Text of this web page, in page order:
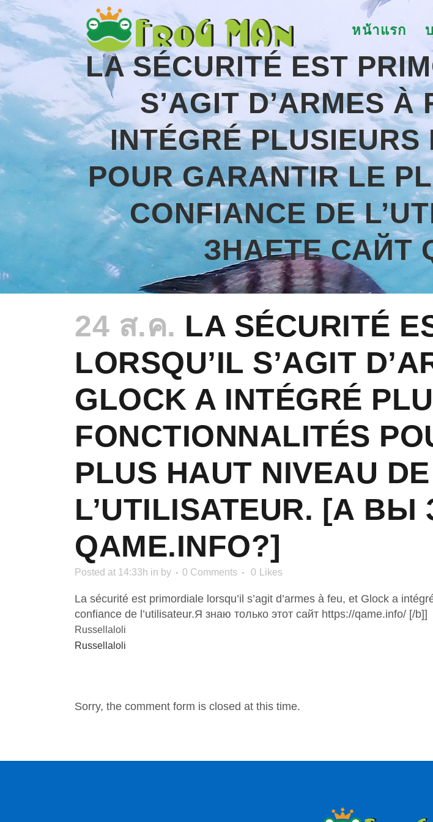
หน้าแรก
LA SÉCURITÉ EST
S’AGIT D’ARMES
INTÉGRÉ
POUR GARANTIR LE
CONFIANCE DE
ЗНАЕТЕ САЙТ
24 ส.ค. LA SÉCURITÉ
LORSQU’IL S’AGIT
GLOCK A INTÉGRÉ
FONCTIONNALITÉS
PLUS HAUT NIVEAU
L’UTILISATEUR. [А
QAME.INFO?]
Posted at 14:33h in by 0 Comments 0 Likes
La sécurité est primordiale lorsqu’il s’agit d’armes à feu, et Glock a
confiance de l’utilisateur.Я знаю только этот сайт https://qame.info/ [/b]]
Russellaloli
Russellaloli
Sorry, the comment form is closed at this time.